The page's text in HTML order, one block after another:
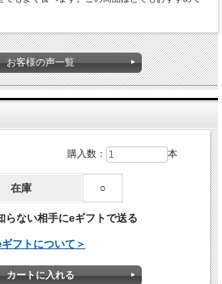
カルシウムも豊富です。
入れてみませんか？
お客様の声一覧
購入数： 本
在庫 ○
らない相手にeギフトで送る
フトについて＞